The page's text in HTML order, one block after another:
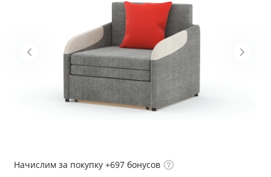
Начислим за покупку +697 бонусов